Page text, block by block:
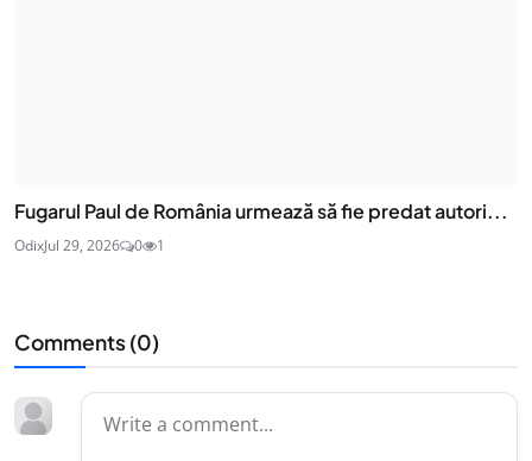
Fugarul Paul de România urmează să fie predat autori...
OdixJul 29, 2026 0 1
Comments (0)